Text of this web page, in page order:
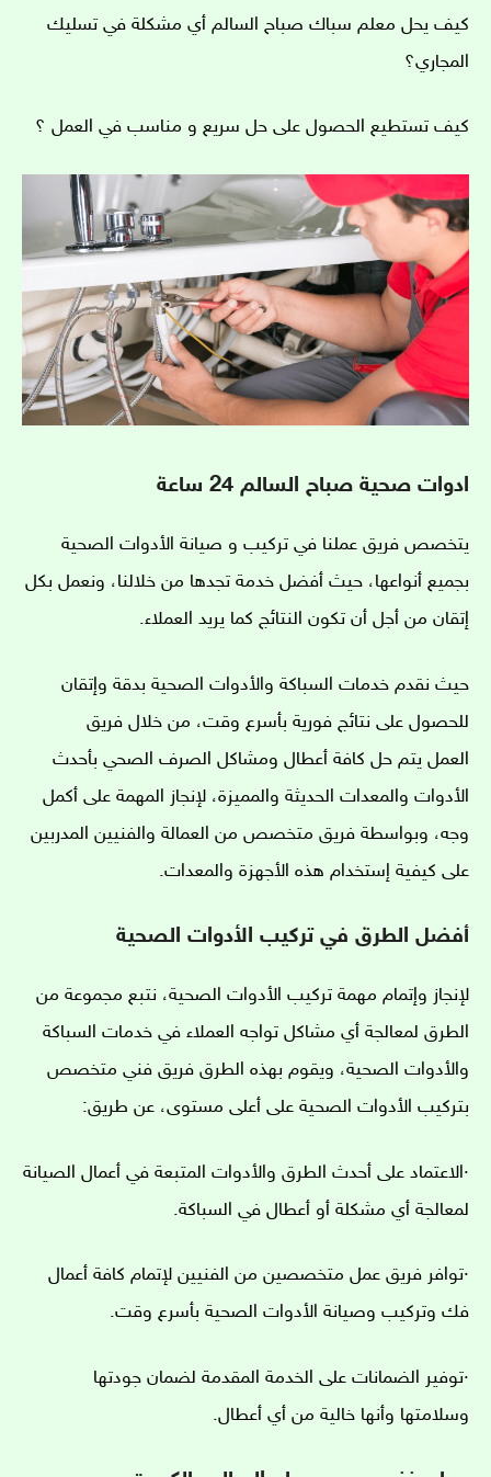
كيف يحل معلم سباك صباح السالم أي مشكلة في تسليك
المجاري؟
كيف تستطيع الحصول على حل سريع و مناسب في العمل ؟
ادوات صحية صباح السالم 24 ساعة
يتخصص فريق عملنا في تركيب و صيانة الأدوات الصحية
بجميع أنواعها، حيث أفضل خدمة تجدها من خلالنا، ونعمل بكل
إتقان من أجل أن تكون النتائج كما يريد العملاء.
حيث نقدم خدمات السباكة والأدوات الصحية بدقة وإتقان
للحصول على نتائج فورية بأسرع وقت، من خلال فريق
العمل يتم حل كافة أعطال ومشاكل الصرف الصحي بأحدث
الأدوات والمعدات الحديثة والمميزة، لإنجاز المهمة على أكمل
وجه، وبواسطة فريق متخصص من العمالة والفنيين المدربين
على كيفية إستخدام هذه الأجهزة والمعدات.
أفضل الطرق في تركيب الأدوات الصحية
لإنجاز وإتمام مهمة تركيب الأدوات الصحية، نتبع مجموعة من
الطرق لمعالجة أي مشاكل تواجه العملاء في خدمات السباكة
والأدوات الصحية، ويقوم بهذه الطرق فريق فني متخصص
بتركيب الأدوات الصحية على أعلى مستوى، عن طريق:
·الاعتماد على أحدث الطرق والأدوات المتبعة في أعمال الصيانة
لمعالجة أي مشكلة أو أعطال في السباكة.
·توافر فريق عمل متخصصين من الفنيين لإتمام كافة أعمال
فك وتركيب وصيانة الأدوات الصحية بأسرع وقت.
·توفير الضمانات على الخدمة المقدمة لضمان جودتها
وسلامتها وأنها خالية من أي أعطال.